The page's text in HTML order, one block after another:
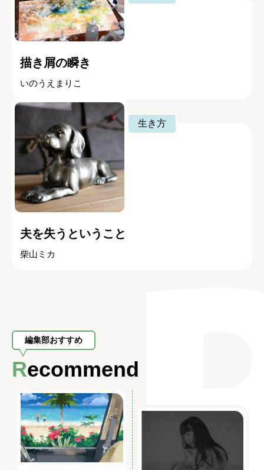
描き屑の瞬き
いのうえまりこ
生き方
夫を失うということ
柴山ミカ
編集部おすすめ
Recommend